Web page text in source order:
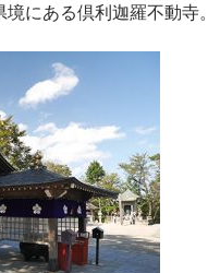
にある倶利迦羅不動寺。